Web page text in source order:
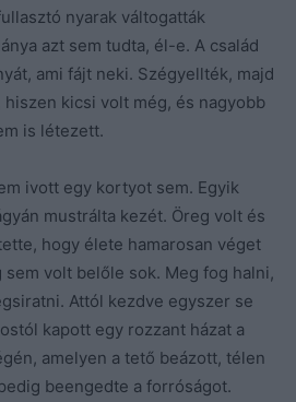
nyarak váltogatták
azt sem tudta, él-e. A család
ami fájt neki. Szégyellték, majd
kicsi volt még, és nagyobb
is létezett.
ivott egy kortyot sem. Egyik
mustrálta kezét. Öreg volt és
hogy élete hamarosan véget
sem volt belőle sok. Meg fog halni,
Attól kezdve egyszer se
kapott egy rozzant házat a
amelyen a tető beázott, télen
beengedte a forróságot.